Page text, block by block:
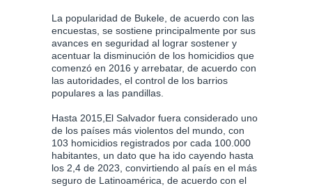
La popularidad de Bukele, de acuerdo con las
encuestas, se sostiene principalmente por sus
avances en seguridad al lograr sostener y
acentuar la disminución de los homicidios que
comenzó en 2016 y arrebatar, de acuerdo con
las autoridades, el control de los barrios
populares a las pandillas.
Hasta 2015,El Salvador fuera considerado uno
de los países más violentos del mundo, con
103 homicidios registrados por cada 100.000
habitantes, un dato que ha ido cayendo hasta
los 2,4 de 2023, convirtiendo al país en el más
seguro de Latinoamérica, de acuerdo con el